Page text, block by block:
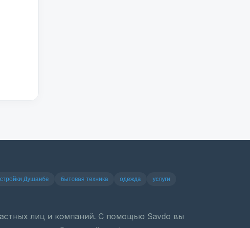
Душанбе бытовая техника одежда
услуги
лиц и компаний. С помощью Savdo вы